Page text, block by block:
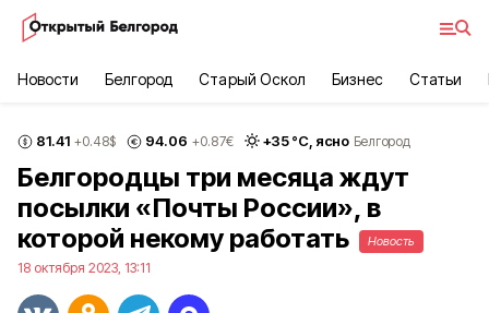
Новости Белгород Старый Оскол Бизнес Статьи
81.41 +0.48$ 94.06 +0.87€ +35°С, ясно Белгород
Белгородцы три месяца ждут
посылки «Почты России», в
которой некому работать
Новость
18 октября 2023, 13:11